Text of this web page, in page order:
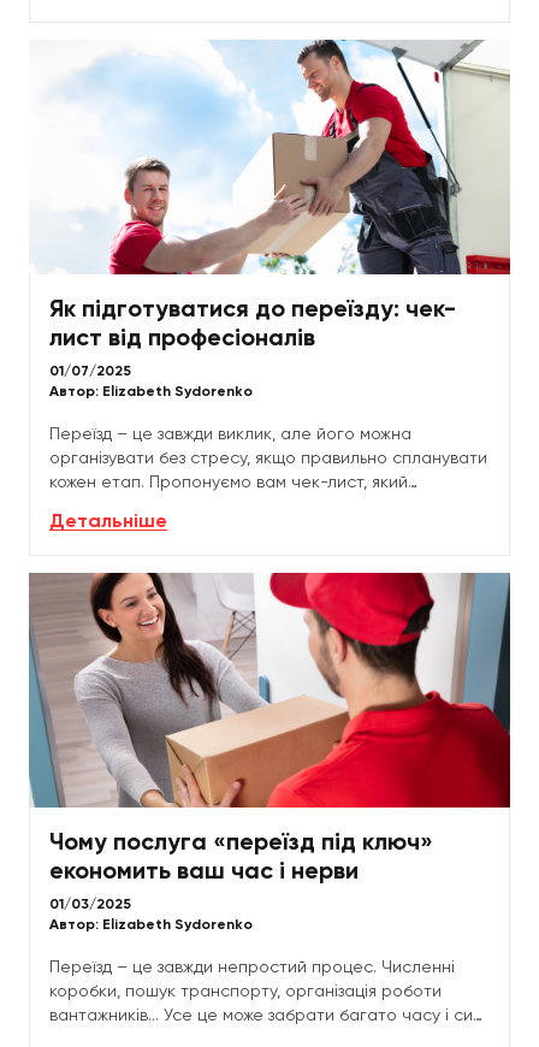
Як підготуватися до переїзду: чек-
лист від професіоналів
01/07/2025
Автор: Elizabeth Sydorenko
Переїзд – це завжди виклик, але його можна
організувати без стресу, якщо правильно спланувати
кожен етап. Пропонуємо вам чек-лист, який
завданням....
Детальніше
Чому послуга «переїзд під ключ»
економить ваш час і нерви
01/03/2025
Автор: Elizabeth Sydorenko
Переїзд – це завжди непростий процес. Численні
коробки, пошук транспорту, організація роботи
вантажників... Усе це може забрати багато часу і сил.